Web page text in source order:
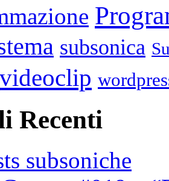
subsonica
videoclip
Recenti
subsoniche